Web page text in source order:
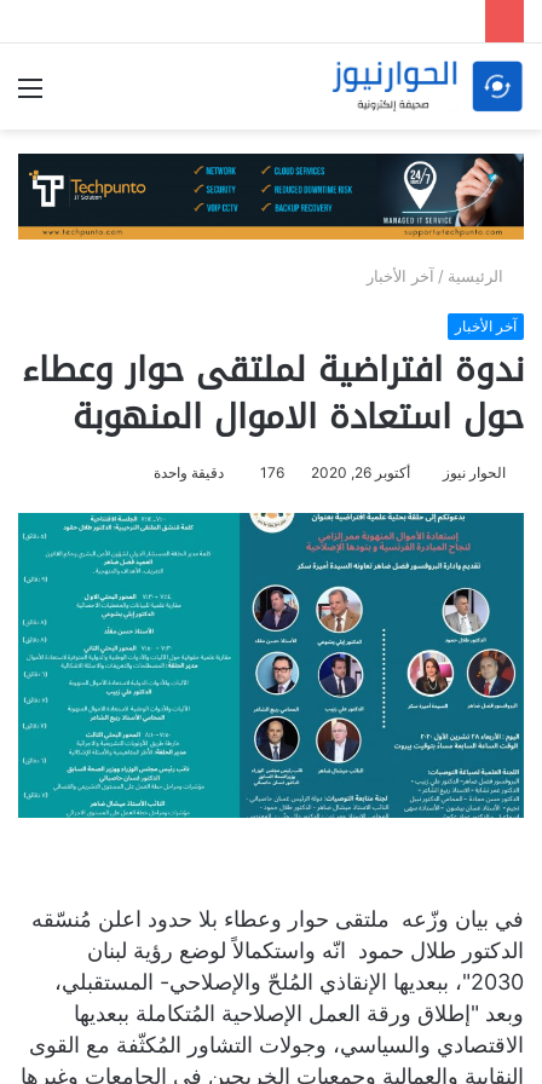
الرئيسية / آخر الأخبار
آخر الأخبار
ندوة افتراضية لملتقى حوار وعطاء
حول استعادة الاموال المنهوبة
الحوار نيوز أكتوبر 26, 2020 176 دقيقة واحدة
في بيان وزّعه ملتقى حوار وعطاء بلا حدود اعلن مُنسّقه
الدكتور طلال حمود انّه واستكمالاً لوضع رؤية لبنان
2030"، ببعديها الإنقاذي المُلحّ والإصلاحي- المستقبلي،
وبعد "إطلاق ورقة العمل الإصلاحية المُتكاملة ببعديها
الاقتصادي والسياسي، وجولات التشاور المُكثّفة مع القوى
النقابية والعمالية وجمعيات الخريجين في الجامعات وغيرها